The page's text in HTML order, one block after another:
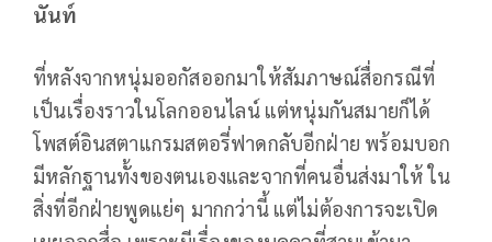
นันท์
ที่หลังจากหนุ่มออกัสออกมาให้สัมภาษณ์สื่อกรณีที่
เป็นเรื่องราวในโลกออนไลน์ แต่หนุ่มกันสมายก็ได้
โพสต์อินสตาแกรมสตอรี่ฟาดกลับอีกฝ่าย พร้อมบอก
มีหลักฐานทั้งของตนเองและจากที่คนอื่นส่งมาให้ ใน
สิ่งที่อีกฝ่ายพูดแย่ๆ มากกว่านี้ แต่ไม่ต้องการจะเปิด